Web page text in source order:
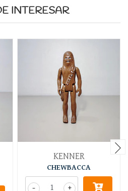
INTERESAR
KENNER
CHEWBACCA
+
-